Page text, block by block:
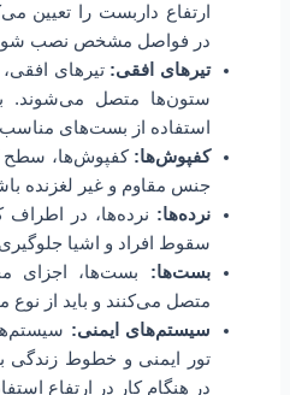
ارتفاع داربست را تعیین
در فواصل مشخص نصب
تیرهای افقی: تیرهای
ستون‌ها متصل می‌شوند.
استفاده از بست‌های
کفپوش‌ها: کفپوش‌ها، سطح
جنس مقاوم و غیر لغزنده
نرده‌ها: نرده‌ها، در
سقوط افراد و اشیا
بست‌ها: بست‌ها، اجزای
متصل می‌کنند و باید از نوع
سیستم‌های ایمنی:
تور ایمنی و خطوط زندگی
در هنگام کار در ارتفاع